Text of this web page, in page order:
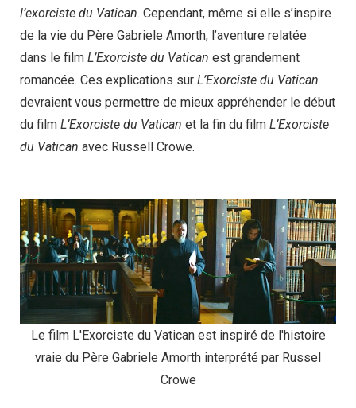
l’exorciste du Vatican. Cependant, même si elle s’inspire
de la vie du Père Gabriele Amorth, l’aventure relatée
dans le film L’Exorciste du Vatican est grandement
romancée. Ces explications sur L’Exorciste du Vatican
devraient vous permettre de mieux appréhender le début
du film L’Exorciste du Vatican et la fin du film L’Exorciste
du Vatican avec Russell Crowe.
Le film L'Exorciste du Vatican est inspiré de l'histoire
vraie du Père Gabriele Amorth interprété par Russel
Crowe